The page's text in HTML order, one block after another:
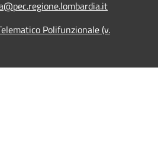
Polifunzionale (v.